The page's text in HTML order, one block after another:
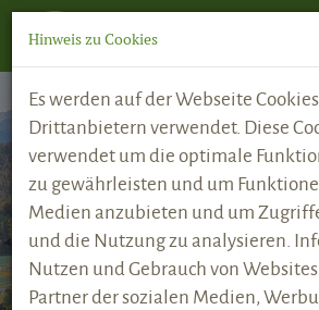
Hinweis zu Cookies
Es werden auf der Webseite
Drittanbietern verwendet. Diese
verwendet um die optimale
zu gewährleisten und um
Medien anzubieten und um
und die Nutzung zu analysieren.
Nutzen und Gebrauch von
Partner der sozialen Medien,